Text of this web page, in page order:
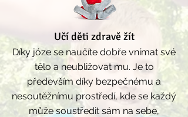
Učí děti zdravě žít
Díky józe se naučíte dobře vnímat své
tělo a neubližovat mu. Je to
především díky bezpečnému a
nesoutěžnímu prostředí, kde se každý
může soustředit sám na sebe,